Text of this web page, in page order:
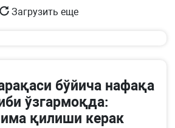
Загрузить еще
бўйича нафақа
ўзгармоқда:
қилиши керак